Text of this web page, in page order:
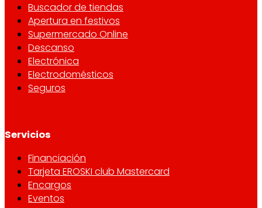
Buscador de tiendas
Apertura en festivos
Supermercado Online
Descanso
Electrónica
Electrodomésticos
Seguros
Servicios
Financiación
Tarjeta EROSKI club Mastercard
Encargos
Eventos